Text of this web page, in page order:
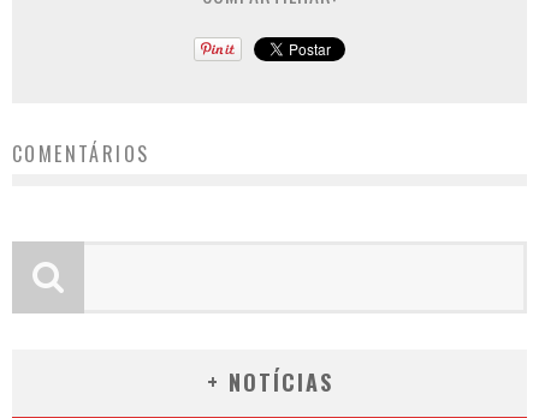
COMENTÁRIOS
+ NOTÍCIAS